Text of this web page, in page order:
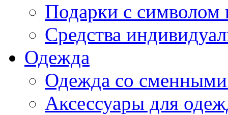
Подарки с символом
Средства
Одежда
Одежда со сменными
Аксессуары для